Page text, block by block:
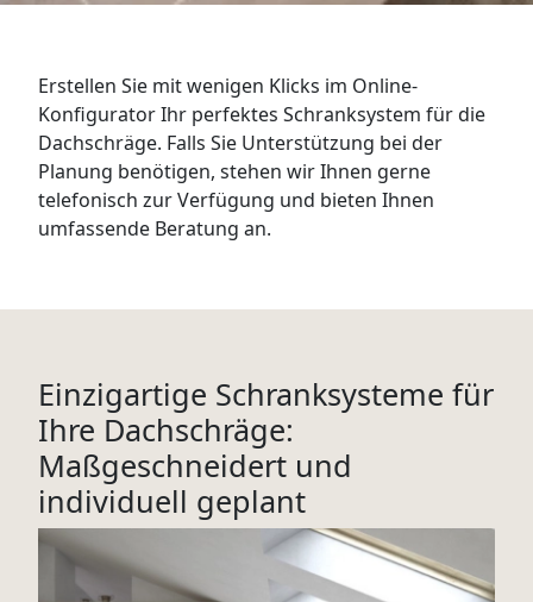
Erstellen Sie mit wenigen Klicks im Online-
Konfigurator Ihr perfektes Schranksystem für die
Dachschräge. Falls Sie Unterstützung bei der
Planung benötigen, stehen wir Ihnen gerne
telefonisch zur Verfügung und bieten Ihnen
umfassende Beratung an.
Einzigartige Schranksysteme für
Ihre Dachschräge:
Maßgeschneidert und
individuell geplant
ALLE ANZEIGEN